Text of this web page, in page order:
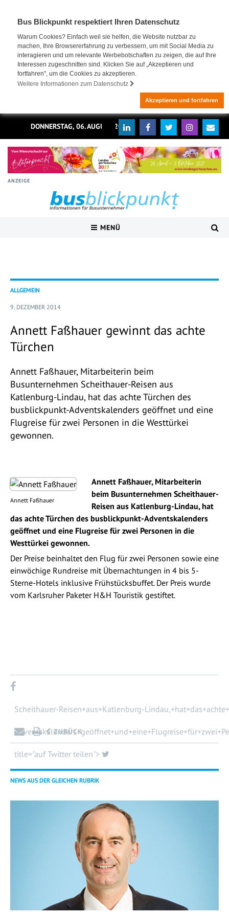
Bus Blickpunkt respektiert Ihren Datenschutz
Warum Cookies? Einfach weil sie helfen, die Website nutzbar zu
machen, Ihre Browsererfahrung zu verbessern, um mit Social Media zu
interagieren und um relevante Werbebotschaften zu zeigen, die auf Ihre
Interessen zugeschnitten sind. Klicken Sie auf „Akzeptieren und
fortfahren", um die Cookies zu akzeptieren.
Weitere Informationen zum Datenschutz
Akzeptieren und fortfahren
DONNERSTAG, 06. AUGUST 2026
ANZEIGE
MENÜ
ALLGEMEIN
9. DEZEMBER 2014
Annett Faßhauer gewinnt das achte
Türchen
Annett Faßhauer, Mitarbeiterin beim
Busunternehmen Scheithauer-Reisen aus
Katlenburg-Lindau, hat das achte Türchen des
busblickpunkt-Adventskalenders geöffnet und eine
Flugreise für zwei Personen in die Westtürkei
gewonnen.
Annett Faßhauer
Annett Faßhauer, Mitarbeiterin
beim Busunternehmen Scheithauer-
Reisen aus Katlenburg-Lindau, hat
das achte Türchen des busblickpunkt-Adventskalenders
geöffnet und eine Flugreise für zwei Personen in die
Westtürkei gewonnen.
Der Preise beinhaltet den Flug für zwei Personen sowie eine
einwöchige Rundreise mit Übernachtungen in 4 bis 5-
Sterne-Hotels inklusive Frühstücksbuffet. Der Preis wurde
vom Karlsruher Paketer H&H Touristik gestiftet.
Scheithauer-Reisen+aus+Katlenburg-
title="auf Twitter teilen">
ZURÜCK
NEWS AUS DER GLEICHEN RUBRIK